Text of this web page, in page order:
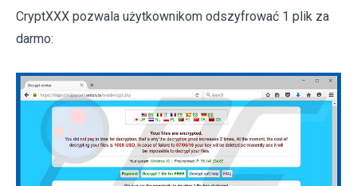
CryptXXX pozwala użytkownikom odszyfrować 1 plik za
darmo: